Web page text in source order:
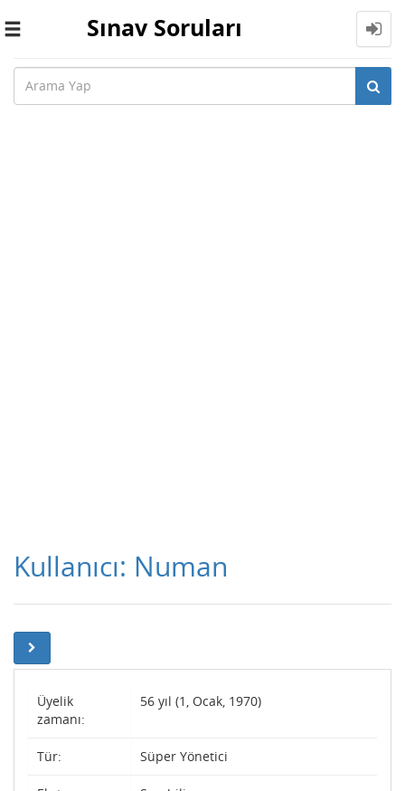
Toggle
Sınav Soruları
Kullanıcı: Numan
Üyelik
zamanı:
56 yıl (1, Ocak, 1970)
Tür: Süper Yönetici